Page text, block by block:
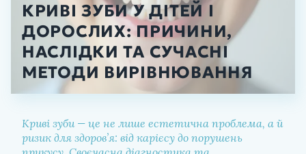
КРИВІ ЗУБИ У ДІТЕЙ І
ДОРОСЛИХ: ПРИЧИНИ,
НАСЛІДКИ ТА СУЧАСНІ
МЕТОДИ ВИРІВНЮВАННЯ
Криві зуби — це не лише естетична проблема, а й
ризик для здоров’я: від карієсу до порушень